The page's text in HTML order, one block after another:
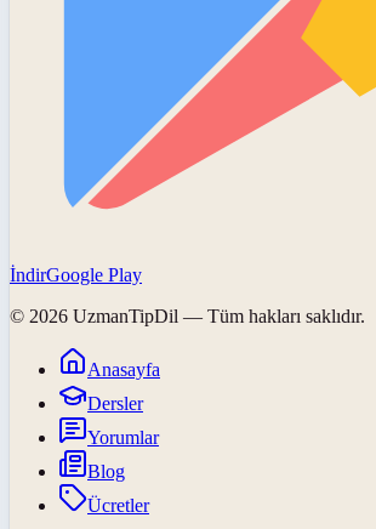
İndirGoogle Play
© 2026 UzmanTipDil — Tüm hakları saklıdır.
Anasayfa
Dersler
Yorumlar
Blog
Ücretler